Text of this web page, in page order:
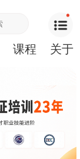
课程 关于